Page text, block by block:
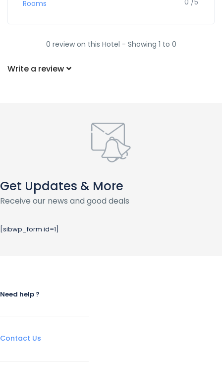
Rooms
0 review on this Hotel - Showing 1 to 0
Write a review
Get Updates & More
Receive our news and good deals
[sibwp_form id=1]
Need help ?
Contact Us